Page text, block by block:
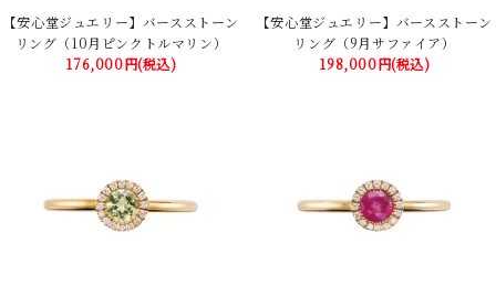
【安心堂ジュエリー】バースストーン
リング（10月ピンクトルマリン）
176,000円(税込)
【安心堂ジュエリー】バースストーン
リング（9月サファイア）
198,000円(税込)